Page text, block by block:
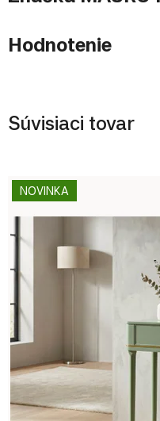
Hodnotenie
Súvisiaci tovar
NOVINKA